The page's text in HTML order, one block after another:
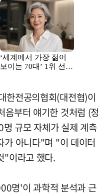
한전공의협회(대전협)이
음부터 얘기한 것처럼 (정
규모 자체가 실제 계측
가 아니다"며 "이 데이터
"이라고 했다.
명'이 과학적 분석과 근